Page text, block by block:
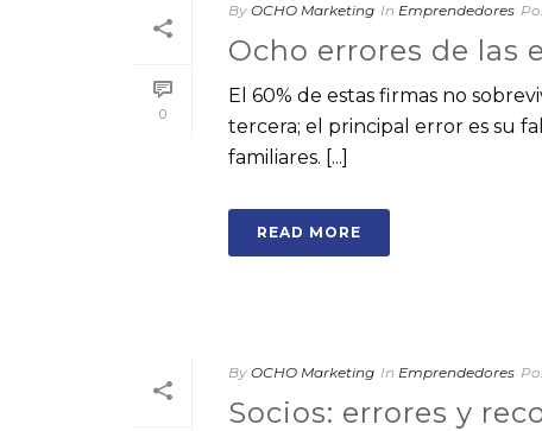
0
By OCHO Marketing In Emprendedores
Ocho errores de las
El 60% de estas firmas no
tercera; el principal error es su
familiares. [...]
READ MORE
By OCHO Marketing In Emprendedores
Socios: errores y